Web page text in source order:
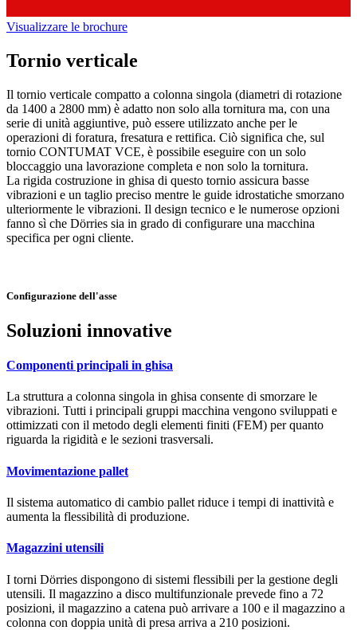
Visualizzare le brochure
Tornio verticale
Il tornio verticale compatto a colonna singola (diametri di rotazione
da 1400 a 2800 mm) è adatto non solo alla tornitura ma, con una
serie di unità aggiuntive, può essere utilizzato anche per le
operazioni di foratura, fresatura e rettifica. Ciò significa che, sul
tornio CONTUMAT VCE, è possibile eseguire con un solo
bloccaggio una lavorazione completa e non solo la tornitura.
La rigida costruzione in ghisa di questo tornio assicura basse
vibrazioni e un taglio preciso mentre le guide idrostatiche smorzano
ulteriormente le vibrazioni. Il design tecnico e le numerose opzioni
fanno sì che Dörries sia in grado di configurare una macchina
specifica per ogni cliente.
Configurazione dell'asse
Soluzioni innovative
Componenti principali in ghisa
La struttura a colonna singola in ghisa consente di smorzare le
vibrazioni. Tutti i principali gruppi macchina vengono sviluppati e
ottimizzati con il metodo degli elementi finiti (FEM) per quanto
riguarda la rigidità e le sezioni trasversali.
Movimentazione pallet
Il sistema automatico di cambio pallet riduce i tempi di inattività e
aumenta la flessibilità di produzione.
Magazzini utensili
I torni Dörries dispongono di sistemi flessibili per la gestione degli
utensili. Il magazzino a disco multifunzionale prevede fino a 72
posizioni, il magazzino a catena può arrivare a 100 e il magazzino a
colonna con doppia unità di presa arriva a 210 posizioni.